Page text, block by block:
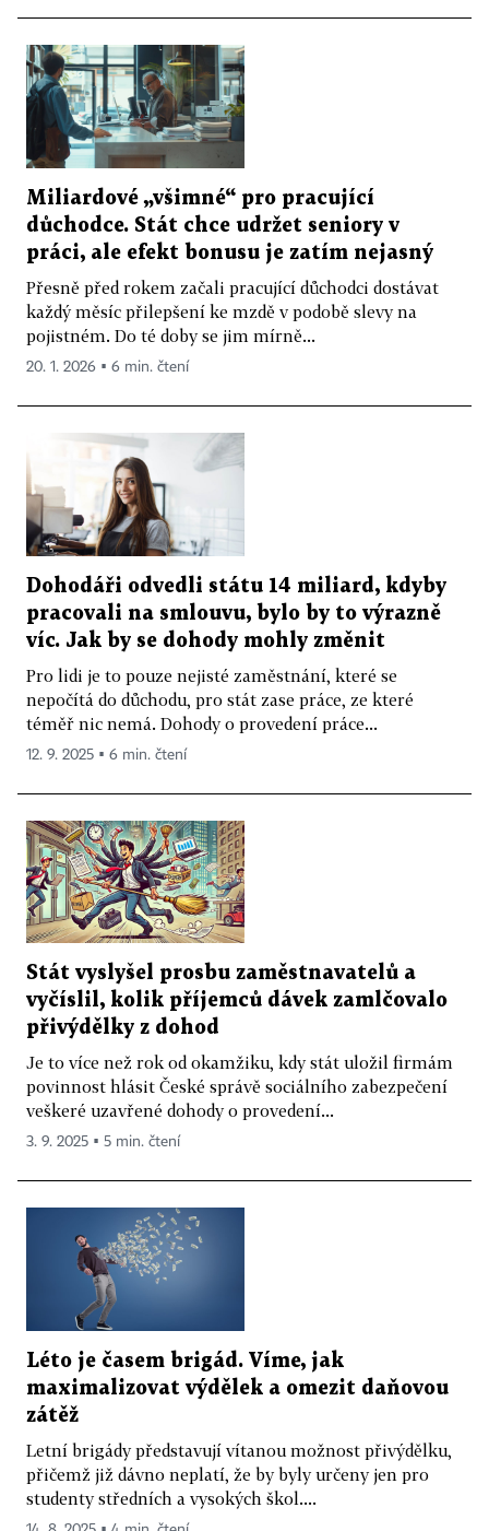
Miliardové „všimné“ pro pracující
důchodce. Stát chce udržet seniory v
práci, ale efekt bonusu je zatím nejasný
Přesně před rokem začali pracující důchodci dostávat
každý měsíc přilepšení ke mzdě v podobě slevy na
pojistném. Do té doby se jim mírně...
20. 1. 2026 ▪ 6 min. čtení
Dohodáři odvedli státu 14 miliard, kdyby
pracovali na smlouvu, bylo by to výrazně
víc. Jak by se dohody mohly změnit
Pro lidi je to pouze nejisté zaměstnání, které se
nepočítá do důchodu, pro stát zase práce, ze které
téměř nic nemá. Dohody o provedení práce...
12. 9. 2025 ▪ 6 min. čtení
Stát vyslyšel prosbu zaměstnavatelů a
vyčíslil, kolik příjemců dávek zamlčovalo
přivýdělky z dohod
Je to více než rok od okamžiku, kdy stát uložil firmám
povinnost hlásit České správě sociálního zabezpečení
veškeré uzavřené dohody o provedení...
3. 9. 2025 ▪ 5 min. čtení
Léto je časem brigád. Víme, jak
maximalizovat výdělek a omezit daňovou
zátěž
Letní brigády představují vítanou možnost přivýdělku,
přičemž již dávno neplatí, že by byly určeny jen pro
studenty středních a vysokých škol....